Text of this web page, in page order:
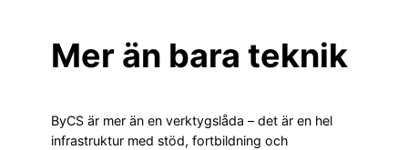
Mer än bara teknik
ByCS är mer än en verktygslåda – det är en hel
infrastruktur med stöd, fortbildning och